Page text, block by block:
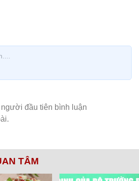
TÂM